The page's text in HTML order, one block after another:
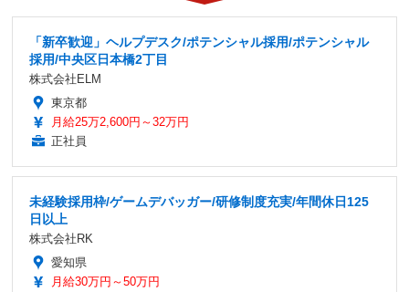
「新卒歓迎」ヘルプデスク/ポテンシャル採用/ポテンシャル
採用/中央区日本橋2丁目
株式会社ELM
東京都
月給25万2,600円～32万円
正社員
未経験採用枠/ゲームデバッガー/研修制度充実/年間休日125
日以上
株式会社RK
愛知県
月給30万円～50万円